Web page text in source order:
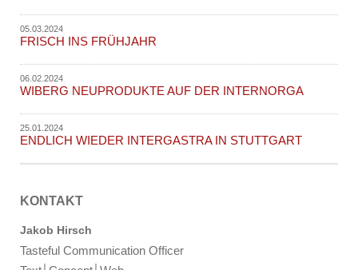
05.03.2024
FRISCH INS FRÜHJAHR
06.02.2024
WIBERG NEUPRODUKTE AUF DER INTERNORGA
25.01.2024
ENDLICH WIEDER INTERGASTRA IN STUTTGART
KONTAKT
Jakob Hirsch
Tasteful Communication Officer